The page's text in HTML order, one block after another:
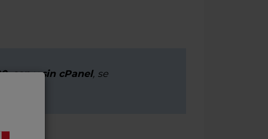
,conysin cPanel, se